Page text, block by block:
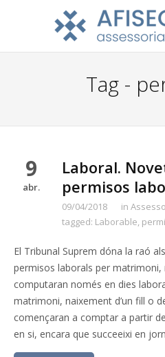
Tag -
9
abr.
Laboral.
permisos
09/04/2018 in
tagged: Laborable,
El Tribunal Suprem dóna la raó
permisos laborals per
computaran només en dies
matrimoni, naixement d’un fill o
començaran a comptar a partir
en si, encara que succeeixi en